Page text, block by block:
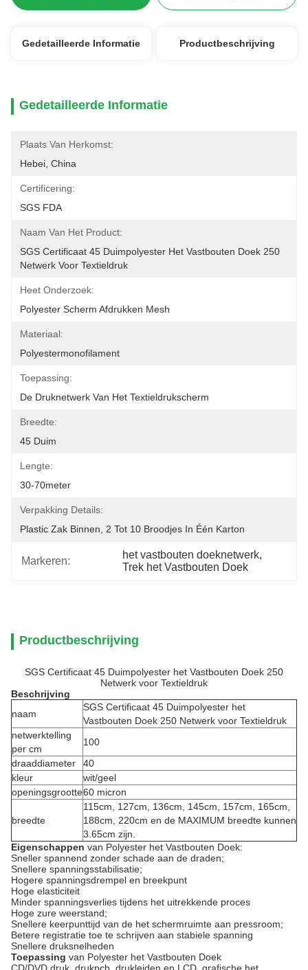
Gedetailleerde Informatie Productbeschrijving
Gedetailleerde Informatie
Plaats Van Herkomst:
Hebei, China
Certificering:
SGS FDA
Naam Van Het Product:
SGS Certificaat 45 Duimpolyester Het Vastbouten Doek 250
Netwerk Voor Textieldruk
Heet Onderzoek:
Polyester Scherm Afdrukken Mesh
Materiaal:
Polyestermonofilament
Toepassing:
De Druknetwerk Van Het Textieldrukscherm
Breedte:
45 Duim
Lengte:
30-70meter
Verpakking Details:
Plastic Zak Binnen, 2 Tot 10 Broodjes In Één Karton
Markeren:
het vastbouten doeknetwerk,
Trek het Vastbouten Doek
Productbeschrijving
SGS Certificaat 45 Duimpolyester het Vastbouten Doek 250
Netwerk voor Textieldruk
Beschrijving
naam
SGS Certificaat 45 Duimpolyester het
Vastbouten Doek 250 Netwerk voor Textieldruk
netwerktelling
per cm
100
draaddiameter
40
kleur
wit/geel
openingsgrootte60 micron
breedte
115cm, 127cm, 136cm, 145cm, 157cm, 165cm,
188cm, 220cm en de MAXIMUM breedte kunnen
3.65cm zijn.
Eigenschappen van Polyester het Vastbouten Doek:
Sneller spannend zonder schade aan de draden;
Snellere spanningsstabilisatie;
Hogere spanningsdrempel en breekpunt
Hoge elasticiteit
Minder spanningsverlies tijdens het uitrekkende proces
Hoge zure weerstand;
Snellere keerpunttijd van de het schermruimte aan pressroom;
Betere registratie toe te schrijven aan stabiele spanning
Snellere druksnelheden
Toepassing van Polyester het Vastbouten Doek